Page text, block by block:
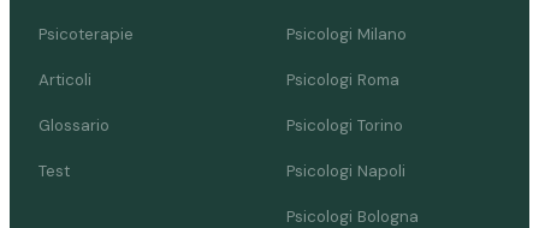
Psicoterapie
Articoli
Glossario
Test
Psicologi Milano
Psicologi Roma
Psicologi Torino
Psicologi Napoli
Psicologi Bologna